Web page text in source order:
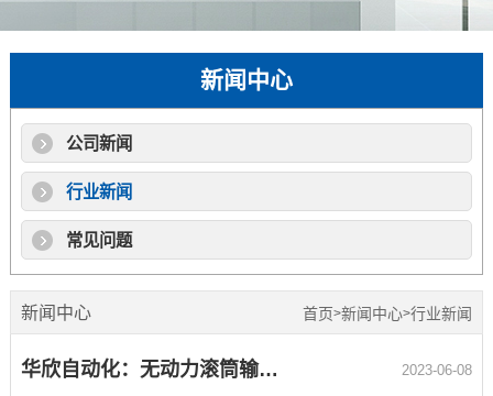
新闻中心
公司新闻
行业新闻
常见问题
新闻中心 首页>新闻中心>行业新闻
华欣自动化：无动力滚筒输送线你知道多少？ 2023-06-08